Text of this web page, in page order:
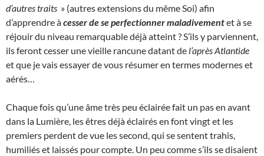
d’autres traits » (autres extensions du même Soi) afin
d’apprendre àcesser de se perfectionner maladivementet à se
réjouir du niveau remarquable déjà atteint ? S’ils y parviennent,
ils feront cesser une vieille rancune datant de l’après Atlantide
et que je vais essayer de vous résumer en termes modernes et
aérés…
Chaque fois qu’une âme très peu éclairée fait un pas en avant
dans la Lumière, les êtres déjà éclairés en font vingt et les
premiers perdent de vue les second, qui se sentent trahis,
humiliés et laissés pour compte. Un peu comme s’ils se disaient